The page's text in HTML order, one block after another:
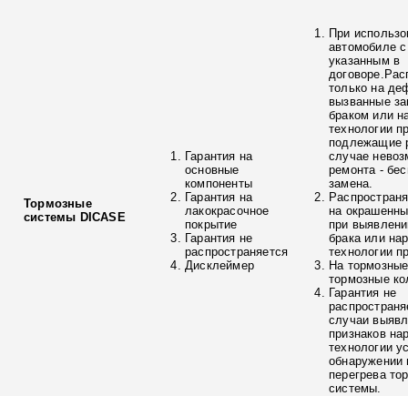
Тормозные
системы DICASE
Гарантия на
основные
компоненты
Гарантия на
лакокрасочное
покрытие
Гарантия не
распространяется
Дисклеймер
При
автомобиле
указанным в
только на
вызванные
браком или
технологии
подлежащие
случае
ремонта -
замена.
на
при
брака или
технологии
На
тормозные
Гарантия не
случаи
признаков
технологии
обнаружении
перегрева
системы.